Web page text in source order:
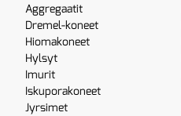
Aggregaatit
Dremel-koneet
Hiomakoneet
Hylsyt
Imurit
Iskuporakoneet
Jyrsimet